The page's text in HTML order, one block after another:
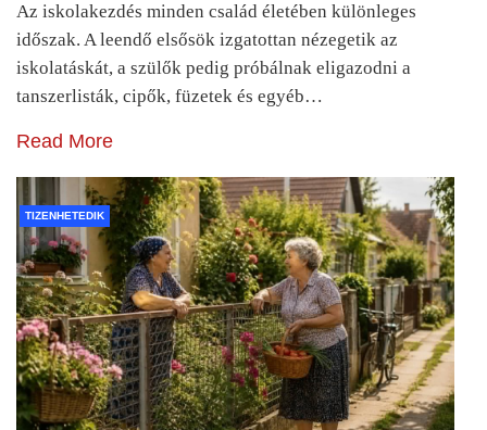
Az iskolakezdés minden család életében különleges
időszak. A leendő elsősök izgatottan nézegetik az
iskolatáskát, a szülők pedig próbálnak eligazodni a
tanszerlisták, cipők, füzetek és egyéb…
Read More
TIZENHETEDIK